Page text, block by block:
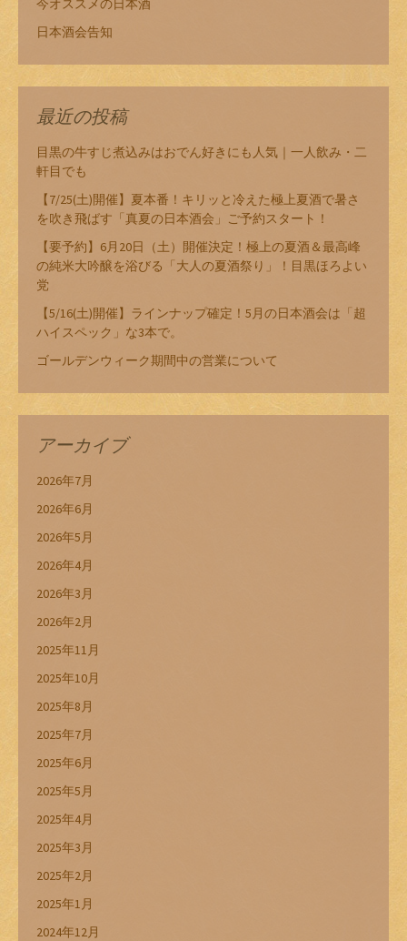
今オススメの日本酒
日本酒会告知
最近の投稿
目黒の牛すじ煮込みはおでん好きにも人気｜一人飲み・二
軒目でも
【7/25(土)開催】夏本番！キリッと冷えた極上夏酒で暑さ
を吹き飛ばす「真夏の日本酒会」ご予約スタート！
【要予約】6月20日（土）開催決定！極上の夏酒＆最高峰
の純米大吟醸を浴びる「大人の夏酒祭り」！目黒ほろよい
党
【5/16(土)開催】ラインナップ確定！5月の日本酒会は「超
ハイスペック」な3本で。
ゴールデンウィーク期間中の営業について
アーカイブ
2026年7月
2026年6月
2026年5月
2026年4月
2026年3月
2026年2月
2025年11月
2025年10月
2025年8月
2025年7月
2025年6月
2025年5月
2025年4月
2025年3月
2025年2月
2025年1月
2024年12月